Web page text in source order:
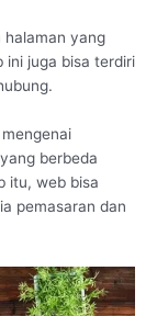
halaman yang
ini juga bisa terdiri
berbeda
itu, web bisa
pemasaran dan